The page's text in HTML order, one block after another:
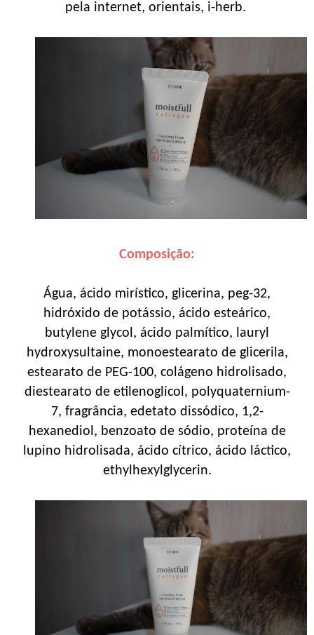
pela internet, orientais, i-herb.
Composição:
Água, ácido mirístico, glicerina, peg-32,
hidróxido de potássio, ácido esteárico,
butylene glycol, ácido palmítico, lauryl
hydroxysultaine, monoestearato de glicerila,
estearato de PEG-100, colágeno hidrolisado,
diestearato de etilenoglicol, polyquaternium-
7, fragrância, edetato dissódico, 1,2-
hexanediol, benzoato de sódio, proteína de
lupino hidrolisada, ácido cítrico, ácido láctico,
ethylhexylglycerin.